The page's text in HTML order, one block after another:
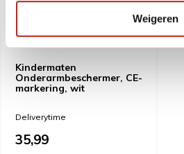
Weigeren
Kindermaten
Onderarmbeschermer, CE-
markering, wit
Deliverytime
35,99